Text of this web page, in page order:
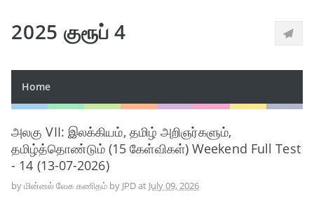
2025 குரூப் 4
Home
அலகு VII: இலக்கியம், தமிழ் அறிஞர்களும்,
தமிழ்த்தொண்டும் (15 கேள்விகள்) Weekend Full Test
- 14 (13-07-2026)
byமின்னல் வேக கணிதம் by JPDat July 09, 2026